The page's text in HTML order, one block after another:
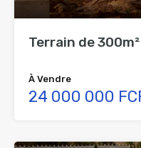
Terrain de
À Vendre
24 000 000